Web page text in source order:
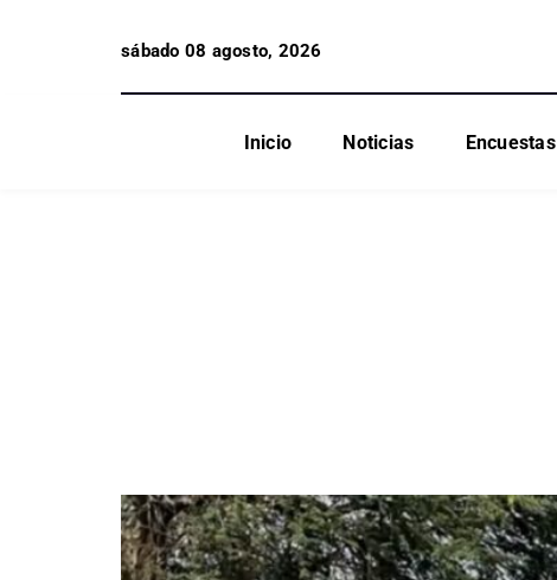
sábado 08 agosto, 2026
Inicio Noticias Encuestas